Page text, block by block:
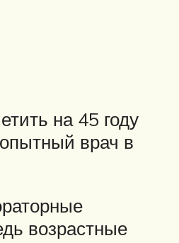
на 45 году
врач в
возрастные